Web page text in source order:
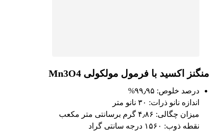
منگنز اکسید با فرمول مولکولی Mn3O4
درصد خلوص: ۹۹٫۹۵%
اندازه نانو ذرات: ۳۰ نانو متر
میزان چگالی: ۴٫۸۶ گرم برسانتی متر مکعب
نقطه ذوب: ۱۵۶۰ درجه سانتی گراد